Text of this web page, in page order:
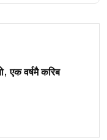
एक वर्षमै करिब